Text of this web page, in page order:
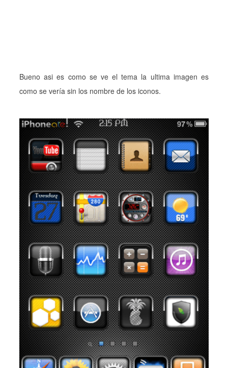
Bueno asi es como se ve el tema la ultima imagen es
como se vería sin los nombre de los iconos.